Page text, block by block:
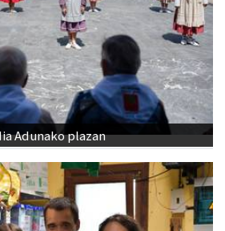
Adunako plazan